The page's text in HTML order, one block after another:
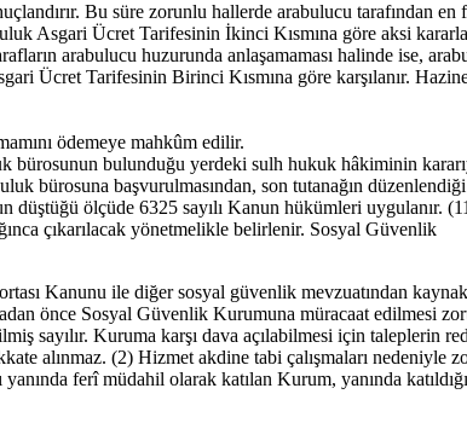
Bu süre zorunlu hallerde arabulucu tarafından en
Asgari Ücret Tarifesinin İkinci Kısmına göre aksi
arabulucu huzurunda anlaşamaması halinde ise,
Ücret Tarifesinin Birinci Kısmına göre karşılanır.
ödemeye mahkûm edilir.
bulunduğu yerdeki sulh hukuk hâkiminin
bürosuna başvurulmasından, son tutanağın
ölçüde 6325 sayılı Kanun hükümleri uygulanır.
çıkarılacak yönetmelikle belirlenir. Sosyal Güvenlik
Kanunu ile diğer sosyal güvenlik mevzuatından
önce Sosyal Güvenlik Kurumuna müracaat edilmesi
sayılır. Kuruma karşı dava açılabilmesi için taleplerin
alınmaz. (2) Hizmet akdine tabi çalışmaları nedeniyle
ferî müdahil olarak katılan Kurum, yanında